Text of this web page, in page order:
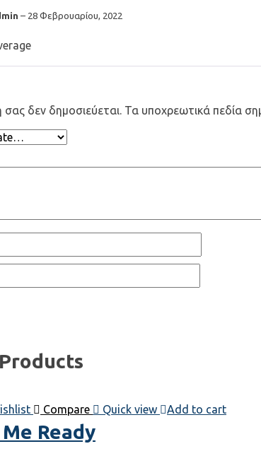
– 28 Φεβρουαρίου, 2022
σας δεν δημοσιεύεται. Τα υποχρεωτικά πεδία
Compare Quick view Add to cart
Ready